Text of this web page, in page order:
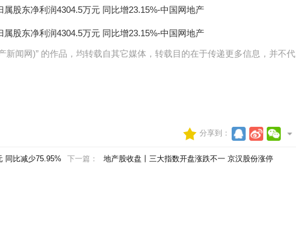
新闻网)” 的作品，均转载自其它媒体，转载目的在于传递更多信息，并不代
分享到：
同比减少75.95% 下一篇： 地产股收盘丨三大指数开盘涨跌不一 京汉股份涨停